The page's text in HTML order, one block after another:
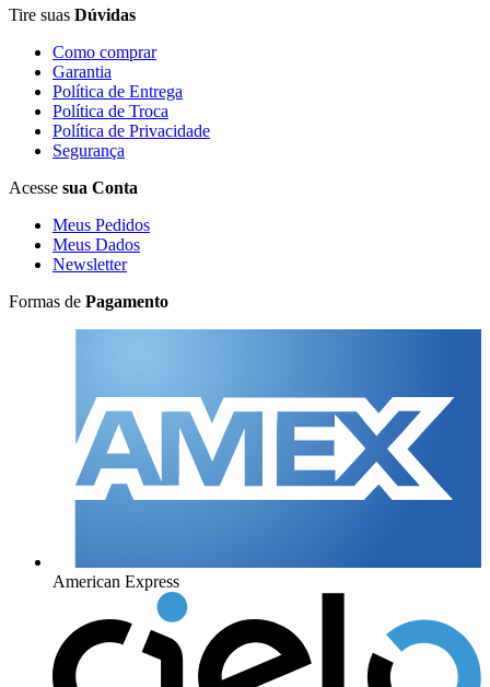
Tire suas Dúvidas
Como comprar
Garantia
Política de Entrega
Política de Troca
Política de Privacidade
Segurança
Acesse sua Conta
Meus Pedidos
Meus Dados
Newsletter
Formas de Pagamento
American Express